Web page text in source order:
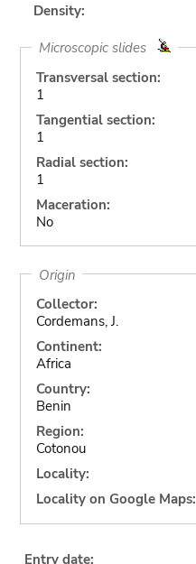
Density:
Microscopic slides
Transversal section:
1
Tangential section:
1
Radial section:
1
Maceration:
No
Origin
Collector:
Cordemans, J.
Continent:
Africa
Country:
Benin
Region:
Cotonou
Locality:
Locality on Google Maps:
Entry date: